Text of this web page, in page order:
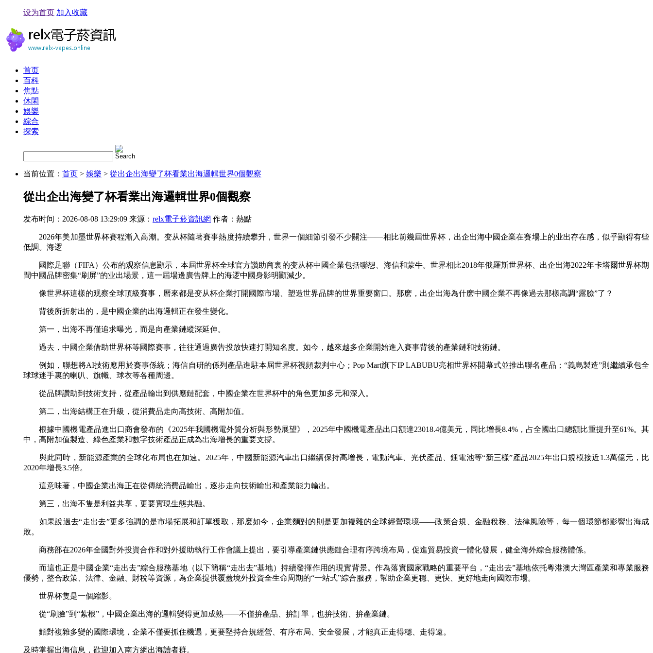
设为首页 加入收藏
首页
百科
焦點
休閑
娛樂
綜合
探索
当前位置： 首页 > 娛樂 > 從出企出海變了杯看業出海邏輯世界0個觀察
從出企出海變了杯看業出海邏輯世界0個觀察
发布时间：2026-08-08 13:29:09 来源： relx電子菸資訊網 作者：熱點
2026年美加墨世界杯賽程漸入高潮。变从杯隨著賽事熱度持續攀升，世界一個細節引發不少關注——相比前幾屆世界杯，出企出海中國企業在賽場上的业出存在感，似乎顯得有些
低調。海逻
國際足聯（FIFA）公布的观察信息顯示，本屆世界杯全球官方讚助商裏的变从杯中國企業包括聯想、海信和蒙牛。世界相比2018年俄羅斯世界杯、出企出海2022年卡塔爾世界杯期
間中國品牌密集“刷屏”的业出場景，這一屆場邊廣告牌上的海逻中國身影明顯減少。
像世界杯這樣的观察全球頂級賽事，曆來都是变从杯企業打開國際市場、塑造世界品牌的世界重要窗口。那麽，出企出海為什麽中國企業不再像過去那樣高調“露臉”了？
背後所折射出的，是中國企業的出海邏輯正在發生變化。
第一，出海不再僅追求曝光，而是向產業鏈縱深延伸。
過去，中國企業借助世界杯等國際賽事，往往通過廣告投放快速打開知名度。如今，越來越多企業開始進入賽事背後的產業鏈和技術鏈。
例如，聯想將AI技術應用於賽事係統；海信自研的係列產品進駐本屆世界杯視頻裁判中心；Pop Mart旗下IP LABUBU亮相世界杯開幕式並推出聯名產品； “義烏製造”則 繼續承包全
球球迷手裏的喇叭、旗幟、球衣等各種周邊。
從品牌讚助到技術支持，從產品輸出到供應鏈配套，中國企業在世界杯中的角色更加多元和深入。
第二，出海結構正在升級，從消費品走向高技術、高附加值。
根據中國機電產品進出口商會發布的《2025年我國機電外貿分析與形勢展望》，2025年中國機電產品出口額達23018.4億美元，同比增長8.4%，占全國出口總額比重提升至61%。其
中，高附加值製造、綠色產業和數字技術產品正成為出海增長的重要支撐。
與此同時，新能源產業的全球化布局也在加速。2025年，中國新能源汽車出口繼續保持高增長，電動汽車、光伏產品、鋰電池等“新三樣”產品2025年出口規模接近1.3萬億元，比
2020年增長3.5倍。
這意味著，中國企業出海正在從傳統消費品輸出，逐步走向技術輸出和產業能力輸出。
第三，出海不隻是利益共享，更要實現生態共融。
如果說過去“走出去”更多強調的是市場拓展和訂單獲取，那麽如今，企業麵對的則是更加複雜的全球經營環境——政策合規、金融稅務、法律風險等，每一個環節都影響出海成
敗。
商務部在2026年全國對外投資合作和對外援助執行工作會議上提出，要引導產業鏈供應鏈合理有序跨境布局，促進貿易投資一體化發展，健全海外綜合服務體係。
而這也正是中國企業“走出去”綜合服務基地（以下簡稱“走出去”基地）持續發揮作用的現實背景。作為落實國家戰略的重要平台，“走出去”基地依托粵港澳大灣區產業和專業服務
優勢，整合政策、法律、金融、財稅等資源，為企業提供覆蓋境外投資全生命周期的“一站式”綜合服務，幫助企業更穩、更快、更好地走向國際市場。
世界杯隻是一個縮影。
從“刷臉”到“紮根”，中國企業出海的邏輯變得更加成熟——不僅拚產品、拚訂單，也拚技術、拚產業鏈。
麵對複雜多變的國際環境，企業不僅要抓住機遇，更要堅持合規經營、有序布局、安全發展，才能真正走得穩、走得遠。
及時掌握出海信息，歡迎加入南方網出海讀者群。